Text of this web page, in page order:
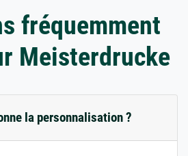
fréquemment
Meisterdrucke
la personnalisation ?